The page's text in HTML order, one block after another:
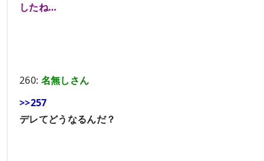
したね…
260: 名無しさん
>>257
デレてどうなるんだ？